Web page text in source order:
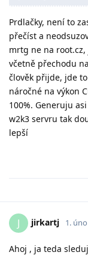
Prdlačky, není to
přečíst a
mrtg ne na
včetně přechodu
člověk přijde, jde
náročné na výkon
100%. Generuju
w2k3 servru tak
lepší
J jirkartj 1.
Ahoj , ja teda